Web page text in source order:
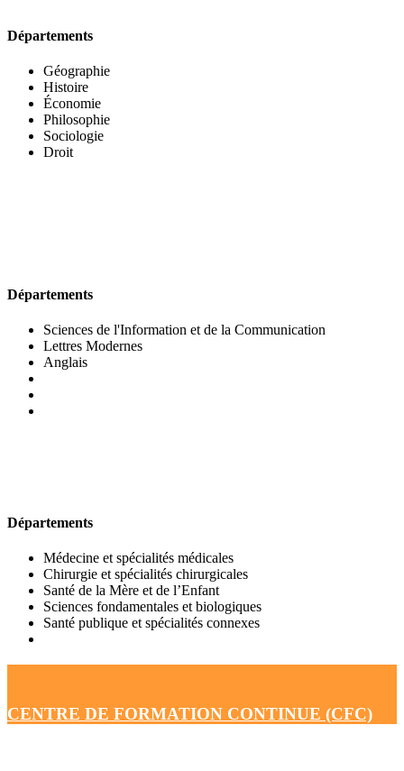
Départements
Géographie
Histoire
Économie
Philosophie
Sociologie
Droit
Départements
Sciences de l'Information et de la Communication
Lettres Modernes
Anglais
Départements
Médecine et spécialités médicales
Chirurgie et spécialités chirurgicales
Santé de la Mère et de l’Enfant
Sciences fondamentales et biologiques
Santé publique et spécialités connexes
CENTRE DE FORMATION CONTINUE (CFC)